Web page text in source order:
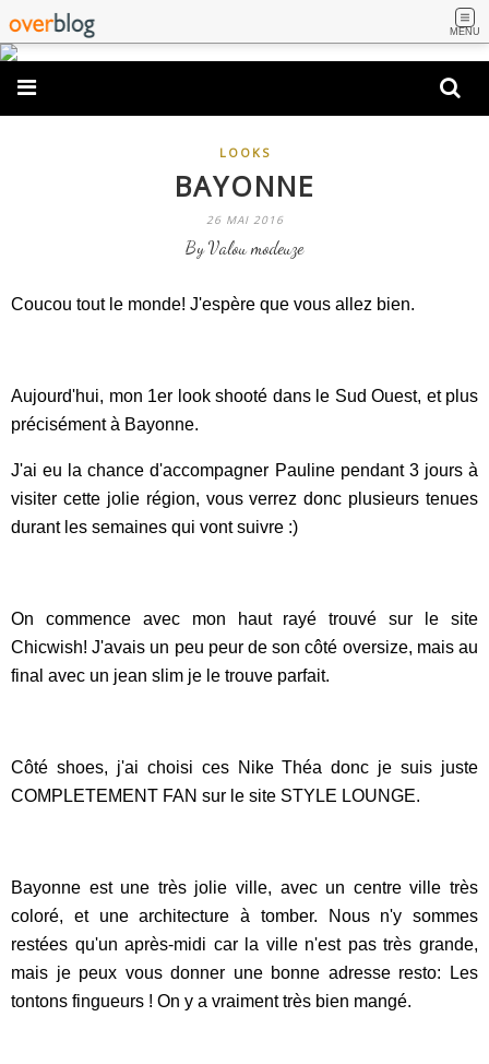
MENU
LOOKS
BAYONNE
26 MAI 2016
By Valou modeuze
Coucou tout le monde! J'espère que vous allez bien.
Aujourd'hui, mon 1er look shooté dans le Sud Ouest, et plus
précisément à Bayonne.
J'ai eu la chance d'accompagner Pauline pendant 3 jours à
visiter cette jolie région, vous verrez donc plusieurs tenues
durant les semaines qui vont suivre :)
On commence avec mon haut rayé trouvé sur le site
Chicwish! J'avais un peu peur de son côté oversize, mais au
final avec un jean slim je le trouve parfait.
Côté shoes, j'ai choisi ces Nike Théa donc je suis juste
COMPLETEMENT FAN sur le site STYLE LOUNGE.
Bayonne est une très jolie ville, avec un centre ville très
coloré, et une architecture à tomber. Nous n'y sommes
restées qu'un après-midi car la ville n'est pas très grande,
mais je peux vous donner une bonne adresse resto: Les
tontons fingueurs ! On y a vraiment très bien mangé.